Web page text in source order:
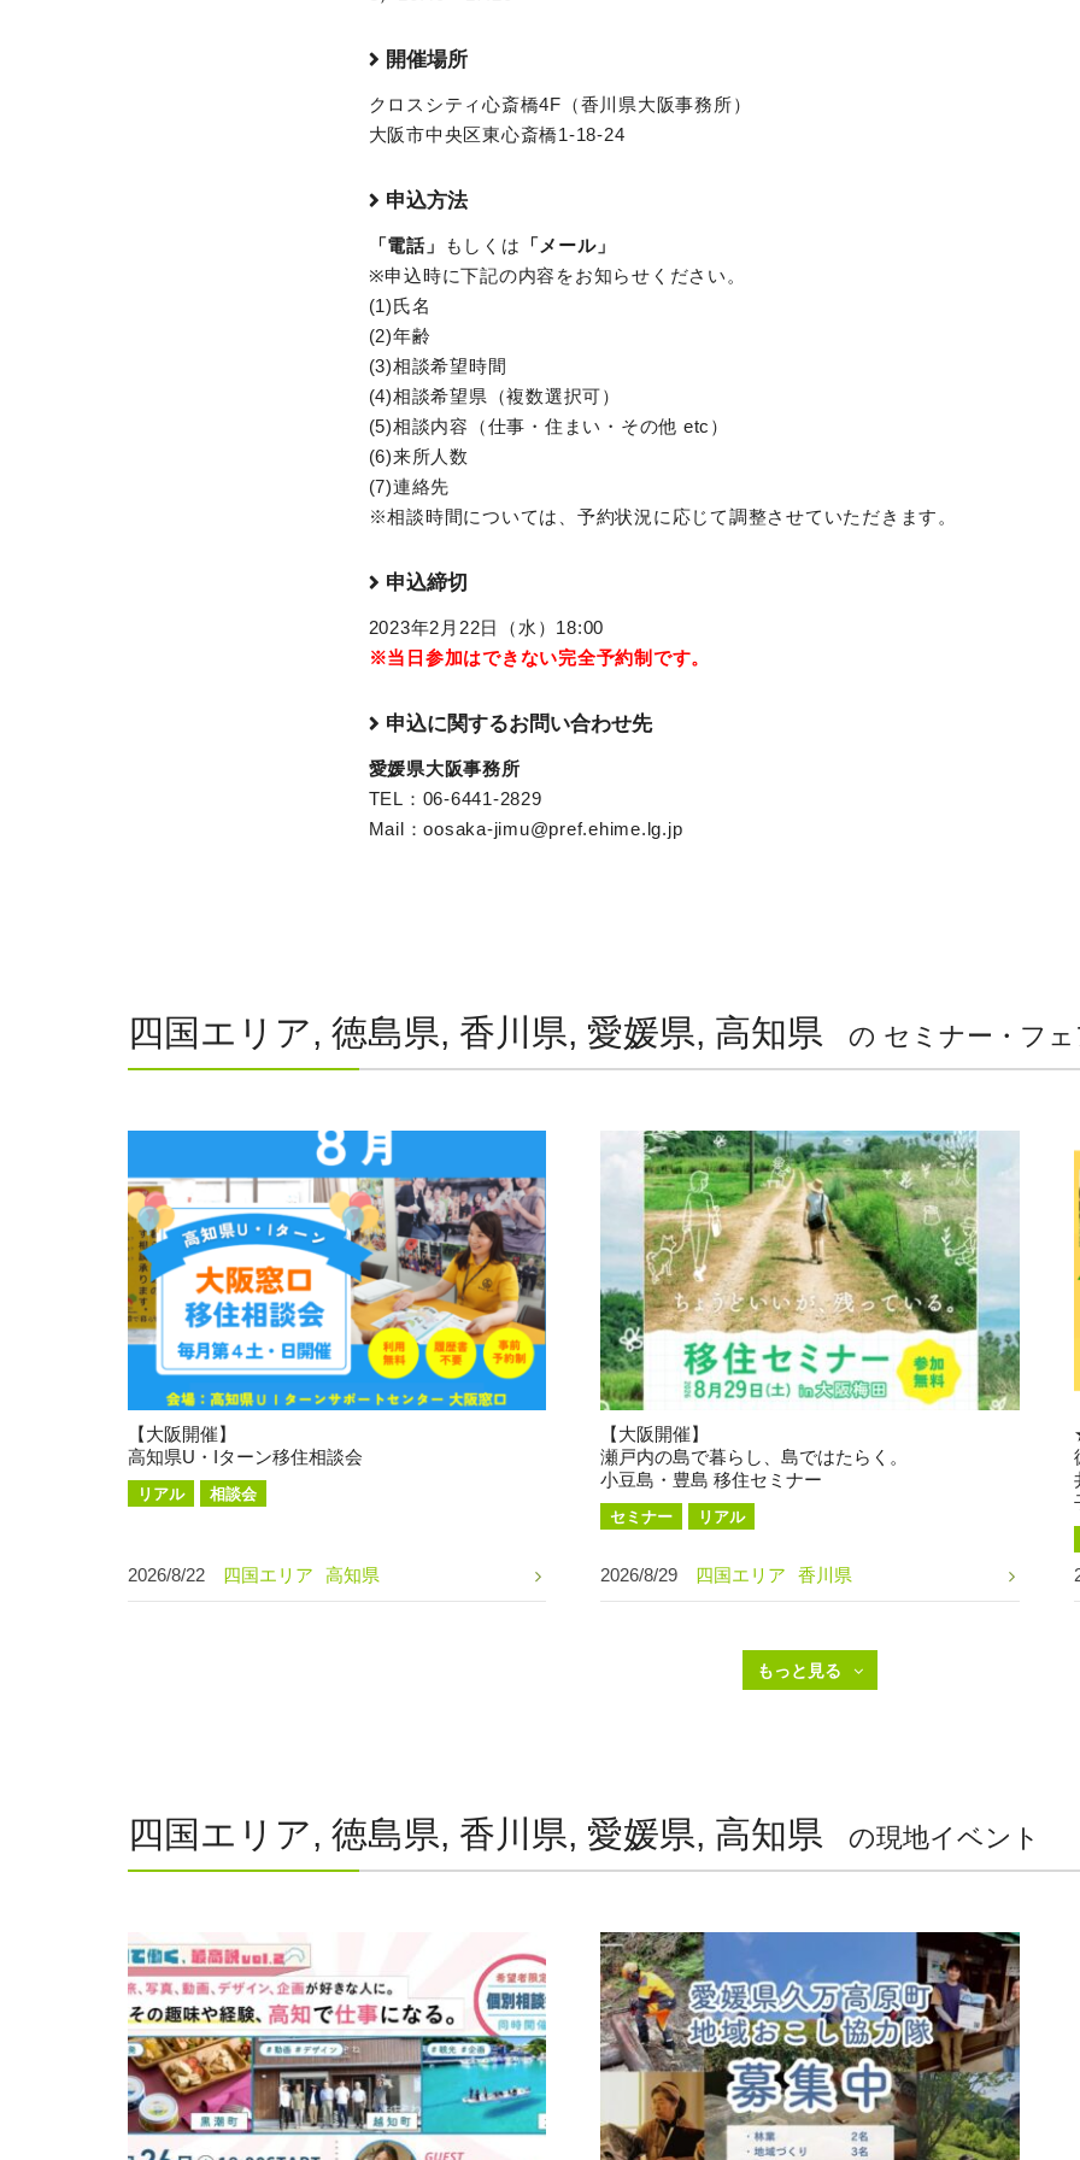
開催場所
クロスシティ心斎橋4F（香川県大阪事務所）
大阪市中央区東心斎橋1-18-24
申込方法
「電話」 もしくは 「メール」
※申込時に下記の内容をお知らせください。
(1)氏名
(2)年齢
(3)相談希望時間
(4)相談希望県（複数選択可）
(5)相談内容（仕事・住まい・その他 etc）
(6)来所人数
(7)連絡先
※相談時間については、予約状況に応じて調整させていただきます。
申込締切
2023年2月22日（水）18:00
※当日参加はできない完全予約制です。
申込に関するお問い合わせ先
愛媛県大阪事務所
TEL：06-6441-2829
Mail：oosaka-jimu@pref.ehime.lg.jp
四国エリア, 徳島県, 香川県, 愛媛県, 高知県 の セミナー・フ
【大阪開催】
高知県U・Iターン移住相談会
リアル 相談会
2026/8/22 四国エリア 高知県
【大阪開催】
瀬戸内の島で暮らし、島ではたらく。
小豆島・豊島 移住セミナー
セミナー リアル
2026/8/29 四国エリア 香川県
四国エリア, 徳島県, 香川県, 愛媛県, 高知県 の現地イベント